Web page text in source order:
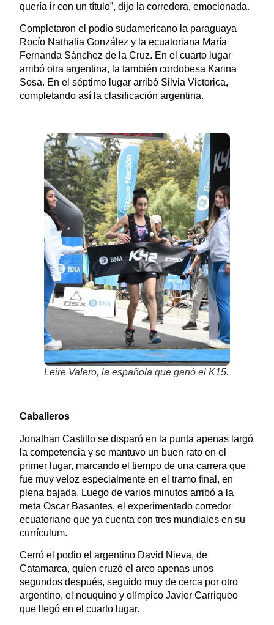
quería ir con un título”, dijo la corredora, emocionada.
Completaron el podio sudamericano la paraguaya
Rocío Nathalia González y la ecuatoriana María
Fernanda Sánchez de la Cruz. En el cuarto lugar
arribó otra argentina, la también cordobesa Karina
Sosa. En el séptimo lugar arribó Silvia Victorica,
completando así la clasificación argentina.
Leire Valero, la española que ganó el K15.
Caballeros
Jonathan Castillo se disparó en la punta apenas largó
la competencia y se mantuvo un buen rato en el
primer lugar, marcando el tiempo de una carrera que
fue muy veloz especialmente en el tramo final, en
plena bajada. Luego de varios minutos arribó a la
meta Oscar Basantes, el experimentado corredor
ecuatoriano que ya cuenta con tres mundiales en su
currículum.
Cerró el podio el argentino David Nieva, de
Catamarca, quien cruzó el arco apenas unos
segundos después, seguido muy de cerca por otro
argentino, el neuquino y olímpico Javier Carriqueo
que llegó en el cuarto lugar.